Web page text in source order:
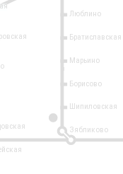
2
Люблино
Братиславская
Марьино
Борисово
Шипиловская
Зябликово